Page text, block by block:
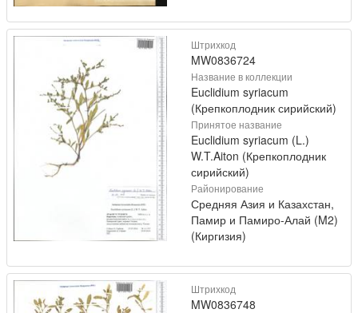
Штрихкод
MW0836724
Название в коллекции
Euclidium syriacum
(Крепкоплодник сирийский)
Принятое название
Euclidium syriacum (L.)
W.T.Aiton (Крепкоплодник
сирийский)
Районирование
Средняя Азия и Казахстан,
Памир и Памиро-Алай (M2)
(Киргизия)
Штрихкод
MW0836748